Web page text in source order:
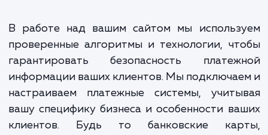
конверсию и, в конечном
прибыль вашего бизнеса.